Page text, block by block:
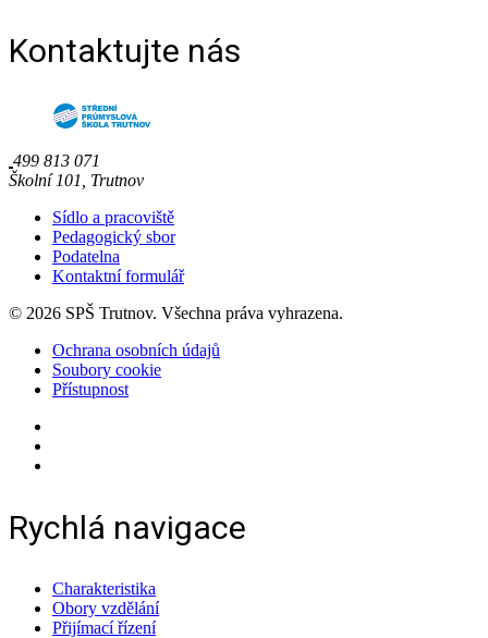
Kontaktujte nás
499 813 071
Školní 101, Trutnov
Sídlo a pracoviště
Pedagogický sbor
Podatelna
Kontaktní formulář
© 2026 SPŠ Trutnov. Všechna práva vyhrazena.
Ochrana osobních údajů
Soubory cookie
Přístupnost
Rychlá navigace
Charakteristika
Obory vzdělání
Přijímací řízení